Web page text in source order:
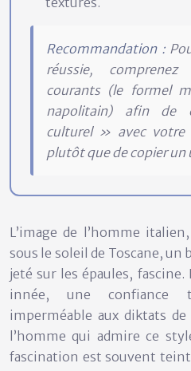
Recommandation :
réussie,
courants (le formel
napolitain) afin
culturel » avec votre
plutôt que de copier un
L’image de l’homme
sous le soleil de Toscane,
jeté sur les épaules, fascine.
innée, une confiance
imperméable aux diktats
l’homme qui admire ce
fascination est souvent